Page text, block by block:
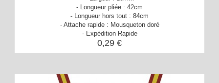
- Longueur pliée : 42cm
- Longueur hors tout : 84cm
- Attache rapide : Mousqueton doré
- Expédition Rapide
0,29 €